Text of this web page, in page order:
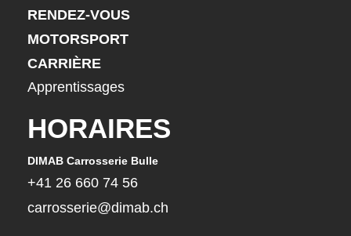
RENDEZ-VOUS
MOTORSPORT
CARRIÈRE
Apprentissages
HORAIRES
DIMAB Carrosserie Bulle
+41 26 660 74 56
carrosserie@dimab.ch